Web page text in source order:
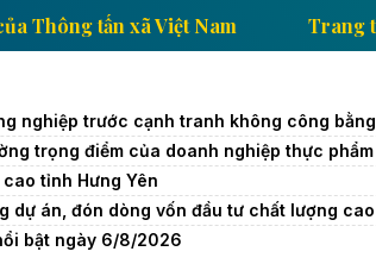
tế của Thông tấn xã Việt Nam
nghiệp trước cạnh tranh không công bằng
trọng điểm của doanh nghiệp thực phẩm
tỉnh Hưng Yên
dự án, đón dòng vốn đầu tư chất lượng cao
bật ngày 6/8/2026